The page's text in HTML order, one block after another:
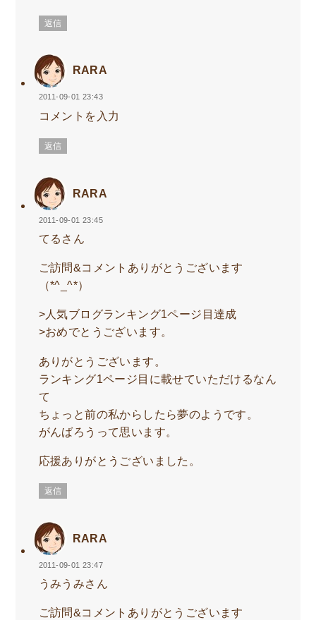
返信
RARA
2011-09-01 23:43
コメントを入力
返信
RARA
2011-09-01 23:45
てるさん
ご訪問&コメントありがとうございます
（*^_^*）
>人気ブログランキング1ページ目達成
>おめでとうございます。
ありがとうございます。
ランキング1ページ目に載せていただけるなん
て
ちょっと前の私からしたら夢のようです。
がんばろうって思います。
応援ありがとうございました。
返信
RARA
2011-09-01 23:47
うみうみさん
ご訪問&コメントありがとうございます